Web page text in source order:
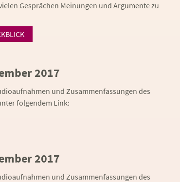
Gesprächen Meinungen und Argumente zu
2017
und Zusammenfassungen des
folgendem Link:
2017
und Zusammenfassungen des